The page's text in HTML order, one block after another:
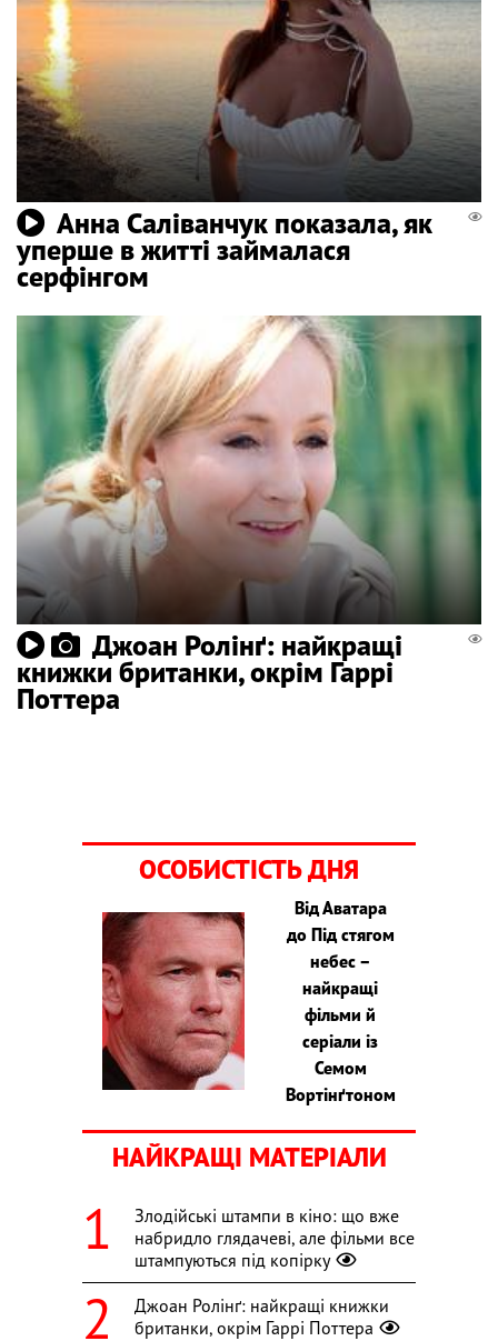
Анна Саліванчук показала, як
уперше в житті займалася
серфінгом
Джоан Ролінґ: найкращі
книжки британки, окрім Гаррі
Поттера
ОСОБИСТІСТЬ ДНЯ
Від Аватара
до Під стягом
небес –
найкращі
фільми й
серіали із
Семом
Вортінґтоном
НАЙКРАЩІ МАТЕРІАЛИ
Злодійські штампи в кіно: що вже
набридло глядачеві, але фільми все
штампуються під копірку
Джоан Ролінґ: найкращі книжки
британки, окрім Гаррі Поттера